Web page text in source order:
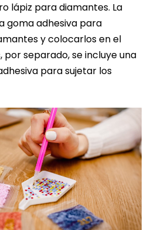
lápiz para diamantes. La
goma adhesiva para
y colocarlos en el
por separado, se incluye una
para sujetar los